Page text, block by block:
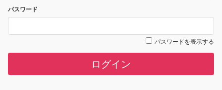
パスワード
パスワードを表示する
ログイン